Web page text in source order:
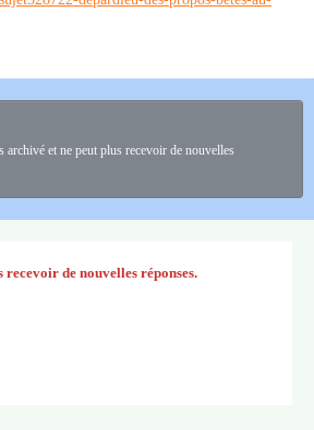
archivé et ne peut plus recevoir de nouvelles
recevoir de nouvelles réponses.